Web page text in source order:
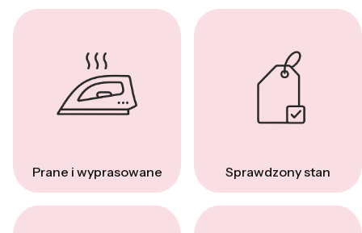
Prane i wyprasowane Sprawdzony stan